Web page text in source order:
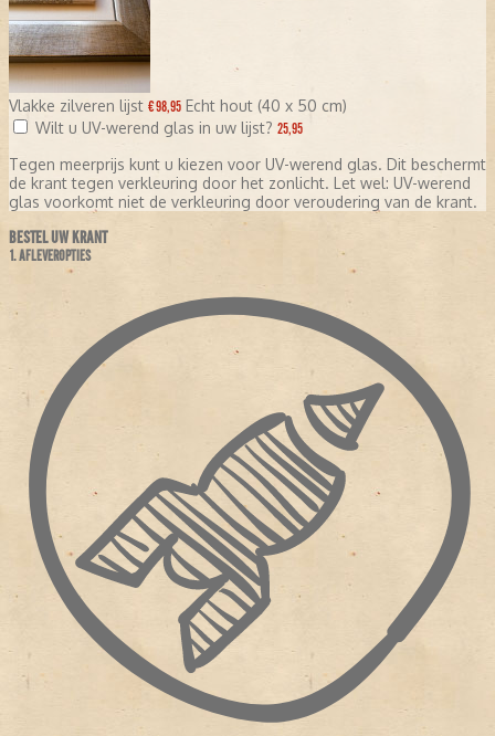
Vlakke zilveren lijst € 98,95 Echt hout (40 x 50 cm)
Wilt u UV-werend glas in uw lijst? 25,95
Tegen meerprijs kunt u kiezen voor UV-werend glas. Dit beschermt
de krant tegen verkleuring door het zonlicht. Let wel: UV-werend
glas voorkomt niet de verkleuring door veroudering van de krant.
BESTEL UW KRANT
1. AFLEVEROPTIES